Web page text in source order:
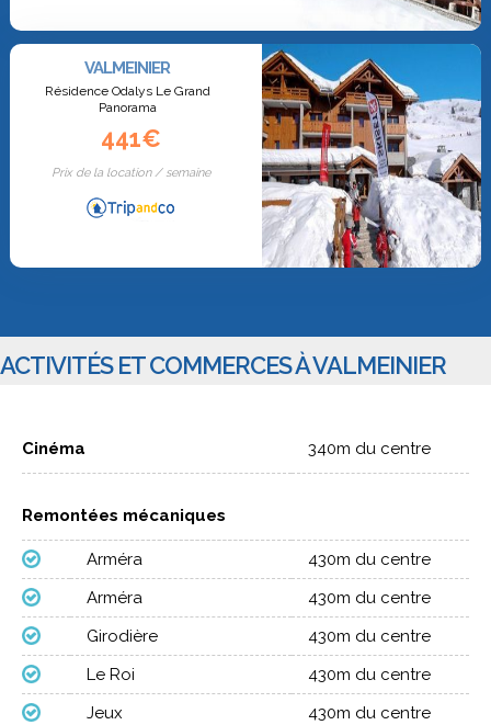
VALMEINIER
Résidence Odalys Le Grand
Panorama
441€
Prix de la location / semaine
ACTIVITÉS ET COMMERCES À VALMEINIER
Cinéma 340m du centre
Remontées mécaniques
Arméra
430m du centre
Arméra
430m du centre
Girodière
430m du centre
Le Roi
430m du centre
Jeux
430m du centre